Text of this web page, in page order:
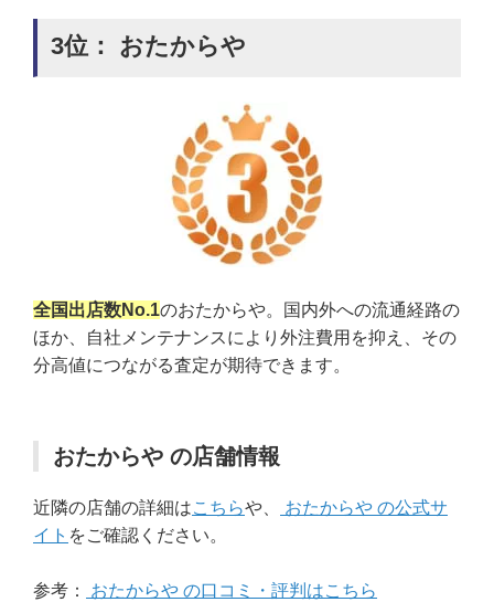
3位： おたからや
全国出店数No.1のおたからや。国内外への流通経路の
ほか、自社メンテナンスにより外注費用を抑え、その
分高値につながる査定が期待できます。
おたからや の店舗情報
近隣の店舗の詳細はこちらや、
おたからや の公式サ
イト をご確認ください。
参考： おたからや の口コミ・評判はこちら